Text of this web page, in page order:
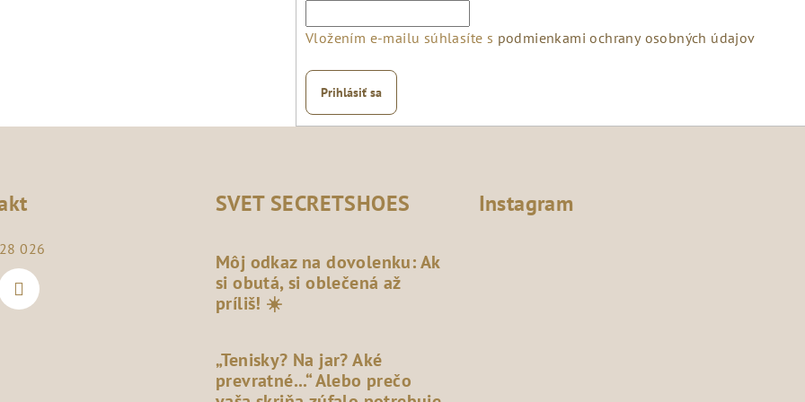
Vložením e-mailu súhlasíte s podmienkami ochrany osobných údajov
Prihlásiť sa
026
SVET SECRETSHOES
Môj odkaz na dovolenku: Ak
si obutá, si oblečená až
príliš! ☀️
„Tenisky? Na jar? Aké
prevratné...“ Alebo prečo
Instagram